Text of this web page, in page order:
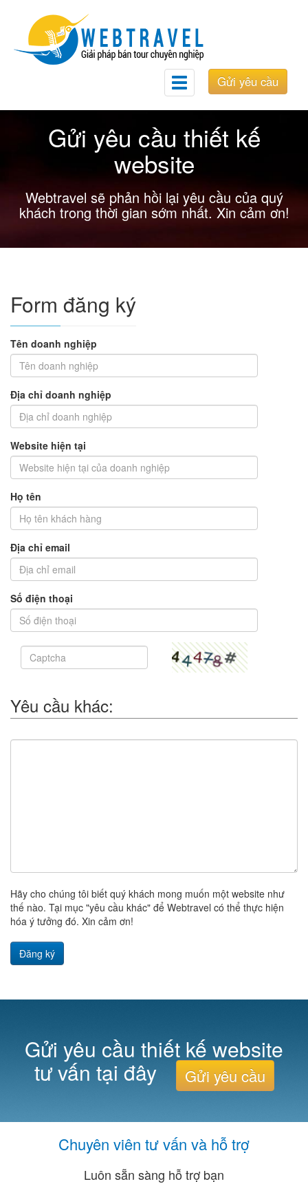
Gửi yêu cầu
Toggle
navigation
Gửi yêu cầu thiết kế
website
Webtravel sẽ phản hồi lại yêu cầu của quý
khách trong thời gian sớm nhất. Xin cảm ơn!
Form đăng ký
Tên doanh nghiệp
Địa chỉ doanh nghiệp
Website hiện tại
Họ tên
Địa chỉ email
Số điện thoại
Yêu cầu khác:
Hãy cho chúng tôi biết quý khách mong muốn một website như
thế nào. Tại mục "yêu cầu khác" để Webtravel có thể thực hiện
hóa ý tưởng đó. Xin cảm ơn!
Đăng ký
Gửi yêu cầu thiết kế website
tư vấn tại đây Gửi yêu cầu
Chuyên viên tư vấn và hỗ trợ
Luôn sẵn sàng hỗ trợ bạn